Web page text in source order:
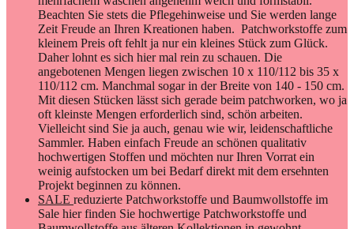
Beachten Sie stets die Pflegehinweise und Sie werden lange
Zeit Freude an Ihren Kreationen haben. Patchworkstoffe zum
kleinem Preis oft fehlt ja nur ein kleines Stück zum Glück.
Daher lohnt es sich hier mal rein zu schauen. Die
angebotenen Mengen liegen zwischen 10 x 110/112 bis 35 x
110/112 cm. Manchmal sogar in der Breite von 140 - 150 cm.
Mit diesen Stücken lässt sich gerade beim patchworken, wo ja
oft kleinste Mengen erforderlich sind, schön arbeiten.
Vielleicht sind Sie ja auch, genau wie wir, leidenschaftliche
Sammler. Haben einfach Freude an schönen qualitativ
hochwertigen Stoffen und möchten nur Ihren Vorrat ein
weinig aufstocken um bei Bedarf direkt mit dem ersehnten
Projekt beginnen zu können.
SALE reduzierte Patchworkstoffe und Baumwollstoffe im
Sale hier finden Sie hochwertige Patchworkstoffe und